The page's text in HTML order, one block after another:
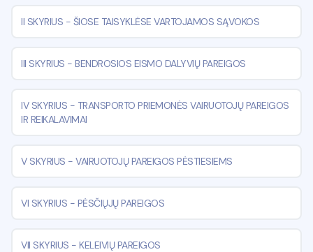
II SKYRIUS - ŠIOSE TAISYKLĖSE VARTOJAMOS SĄVOKOS
III SKYRIUS - BENDROSIOS EISMO DALYVIŲ PAREIGOS
IV SKYRIUS - TRANSPORTO PRIEMONĖS VAIRUOTOJŲ PAREIGOS
IR REIKALAVIMAI
V SKYRIUS - VAIRUOTOJŲ PAREIGOS PĖSTIESIEMS
VI SKYRIUS - PĖSČIŲJŲ PAREIGOS
VII SKYRIUS - KELEIVIŲ PAREIGOS